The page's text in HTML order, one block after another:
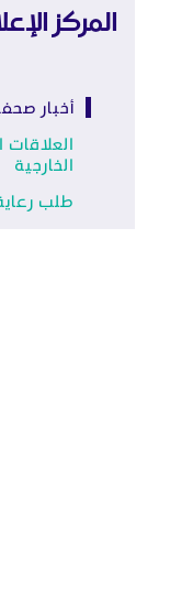
المركز
أخبار
العلاقات
الخارجية
طلب